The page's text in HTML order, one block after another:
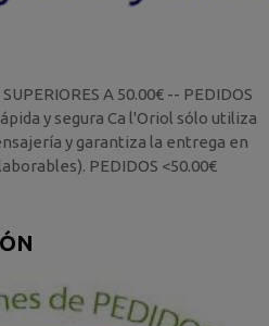
A 50.00€ -- PEDIDOS
y segura Ca l'Oriol sólo utiliza
y garantiza la entrega en
PEDIDOS <50.00€